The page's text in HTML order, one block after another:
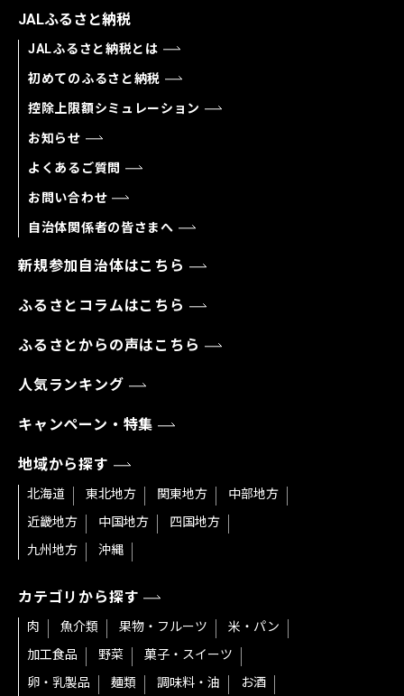
JALふるさと納税
JALふるさと納税とは
初めてのふるさと納税
控除上限額シミュレーション
お知らせ
よくあるご質問
お問い合わせ
自治体関係者の皆さまへ
新規参加自治体はこちら
ふるさとコラムはこちら
ふるさとからの声はこちら
人気ランキング
キャンペーン・特集
地域から探す
北海道 東北地方 関東地方
中部地方
近畿地方
中国地方
四国地方
九州地方
沖縄
カテゴリから探す
肉 魚介類 果物・フルーツ
米・パン
加工食品
野菜
菓子・スイーツ
卵・乳製品
麺類 調味料・油
お酒